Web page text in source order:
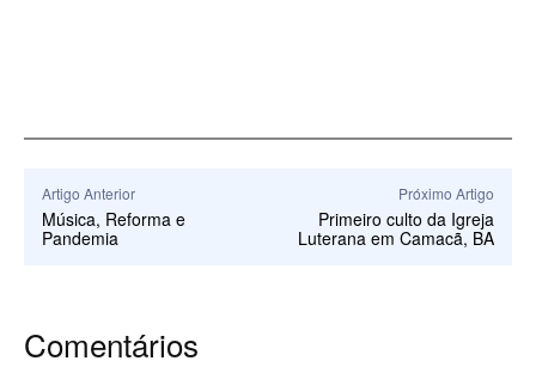
Artigo Anterior
Música, Reforma e
Pandemia
Próximo Artigo
Primeiro culto da Igreja
Luterana em Camacã, BA
Comentários